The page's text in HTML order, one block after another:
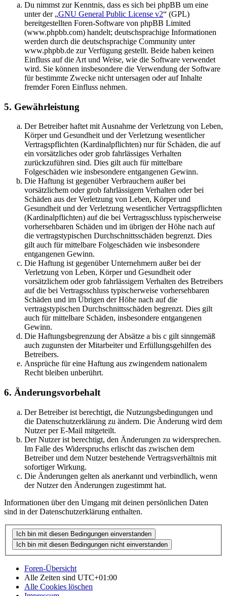
Du nimmst zur Kenntnis, dass es sich bei phpBB um eine
unter der „GNU General Public License v2“ (GPL)
bereitgestellten Foren-Software von phpBB Limited
(www.phpbb.com) handelt; deutschsprachige Informationen
werden durch die deutschsprachige Community unter
www.phpbb.de zur Verfügung gestellt. Beide haben keinen
Einfluss auf die Art und Weise, wie die Software verwendet
wird. Sie können insbesondere die Verwendung der Software
für bestimmte Zwecke nicht untersagen oder auf Inhalte
fremder Foren Einfluss nehmen.
5. Gewährleistung
Der Betreiber haftet mit Ausnahme der Verletzung von Leben,
Körper und Gesundheit und der Verletzung wesentlicher
Vertragspflichten (Kardinalpflichten) nur für Schäden, die auf
ein vorsätzliches oder grob fahrlässiges Verhalten
zurückzuführen sind. Dies gilt auch für mittelbare
Folgeschäden wie insbesondere entgangenen Gewinn.
Die Haftung ist gegenüber Verbrauchern außer bei
vorsätzlichem oder grob fahrlässigem Verhalten oder bei
Schäden aus der Verletzung von Leben, Körper und
Gesundheit und der Verletzung wesentlicher Vertragspflichten
(Kardinalpflichten) auf die bei Vertragsschluss typischerweise
vorhersehbaren Schäden und im übrigen der Höhe nach auf
die vertragstypischen Durchschnittsschäden begrenzt. Dies
gilt auch für mittelbare Folgeschäden wie insbesondere
entgangenen Gewinn.
Die Haftung ist gegenüber Unternehmern außer bei der
Verletzung von Leben, Körper und Gesundheit oder
vorsätzlichem oder grob fahrlässigem Verhalten des Betreibers
auf die bei Vertragsschluss typischerweise vorhersehbaren
Schäden und im Übrigen der Höhe nach auf die
vertragstypischen Durchschnittsschäden begrenzt. Dies gilt
auch für mittelbare Schäden, insbesondere entgangenen
Gewinn.
Die Haftungsbegrenzung der Absätze a bis c gilt sinngemäß
auch zugunsten der Mitarbeiter und Erfüllungsgehilfen des
Betreibers.
Ansprüche für eine Haftung aus zwingendem nationalem
Recht bleiben unberührt.
6. Änderungsvorbehalt
Der Betreiber ist berechtigt, die Nutzungsbedingungen und
die Datenschutzerklärung zu ändern. Die Änderung wird dem
Nutzer per E-Mail mitgeteilt.
Der Nutzer ist berechtigt, den Änderungen zu widersprechen.
Im Falle des Widerspruchs erlischt das zwischen dem
Betreiber und dem Nutzer bestehende Vertragsverhältnis mit
sofortiger Wirkung.
Die Änderungen gelten als anerkannt und verbindlich, wenn
der Nutzer den Änderungen zugestimmt hat.
Informationen über den Umgang mit deinen persönlichen Daten
sind in der Datenschutzerklärung enthalten.
Foren-Übersicht
Alle Zeiten sind UTC+01:00
Alle Cookies löschen